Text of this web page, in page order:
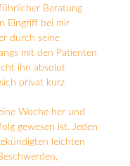
Beratung
Eingriff bei mir
durch seine
mit den Patienten
ihn absolut
privat kurz
Woche her und
gewesen ist. Jeden
leichten